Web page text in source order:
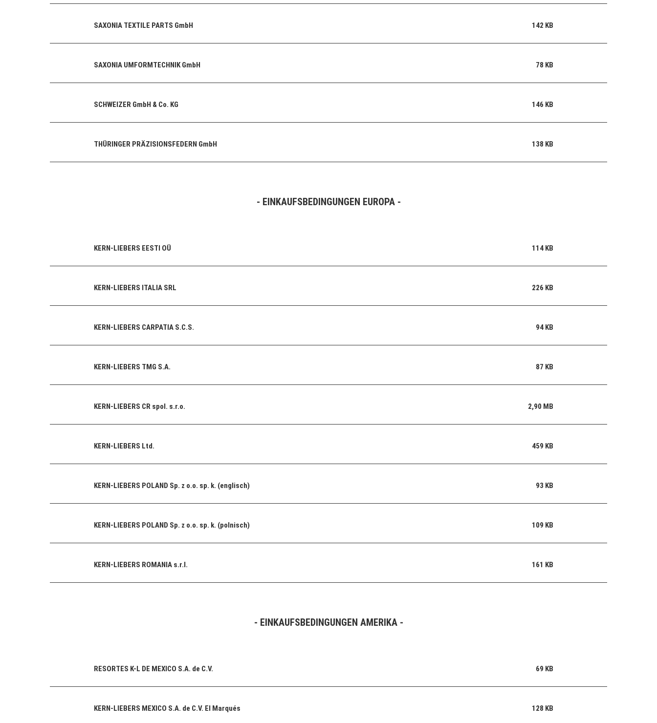
SAXONIA TEXTILE PARTS GmbH 142 KB
SAXONIA UMFORMTECHNIK GmbH 78 KB
SCHWEIZER GmbH & Co. KG 146 KB
THÜRINGER PRÄZISIONSFEDERN GmbH 138 KB
- EINKAUFSBEDINGUNGEN EUROPA -
KERN-LIEBERS EESTI OÜ 114 KB
KERN-LIEBERS ITALIA SRL 226 KB
KERN-LIEBERS CARPATIA S.C.S. 94 KB
KERN-LIEBERS TMG S.A. 87 KB
KERN-LIEBERS CR spol. s.r.o. 2,90 MB
KERN-LIEBERS Ltd. 459 KB
KERN-LIEBERS POLAND Sp. z o.o. sp. k. (englisch) 93 KB
KERN-LIEBERS POLAND Sp. z o.o. sp. k. (polnisch) 109 KB
KERN-LIEBERS ROMANIA s.r.l. 161 KB
- EINKAUFSBEDINGUNGEN AMERIKA -
RESORTES K-L DE MEXICO S.A. de C.V. 69 KB
KERN-LIEBERS MEXICO S.A. de C.V. El Marqués 128 KB